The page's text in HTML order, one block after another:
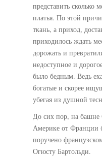
представить сколько
платья. По этой
ткань, а приход,
приходилось ждать
дорожать и
недоступное и
было бедным. Ведь
богатые и скорее
убегая из душной
До сих пор, на башне
Америке от Франции
поручено
Огюсту Бартольди.